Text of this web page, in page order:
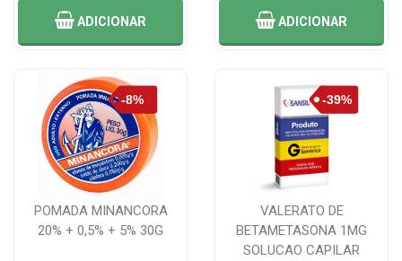
ADICIONAR ADICIONAR
POMADA MINANCORA
20% + 0,5% + 5% 30G
VALERATO DE
BETAMETASONA 1MG
SOLUCAO CAPILAR